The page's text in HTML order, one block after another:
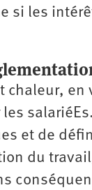
si les
chaleur,
les
et de
du